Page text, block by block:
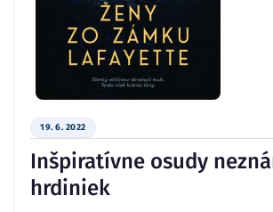
19. 6. 2022
Inšpiratívne osudy
hrdiniek